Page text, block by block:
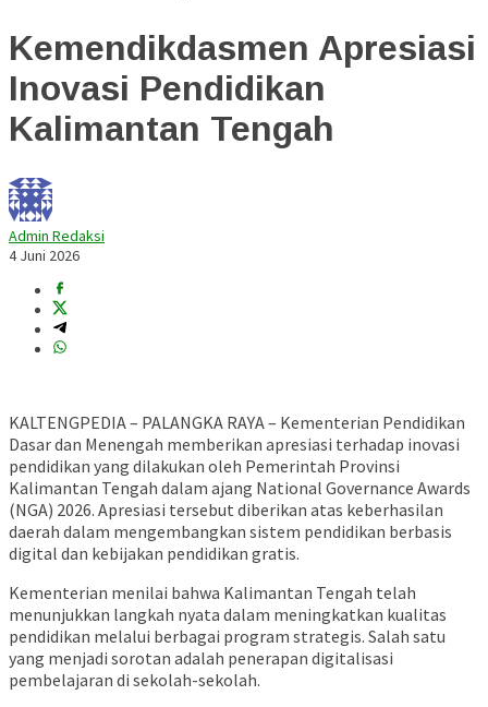
Kemendikdasmen Apresiasi
Inovasi Pendidikan
Kalimantan Tengah
Admin Redaksi
4 Juni 2026
KALTENGPEDIA – PALANGKA RAYA – Kementerian Pendidikan
Dasar dan Menengah memberikan apresiasi terhadap inovasi
pendidikan yang dilakukan oleh Pemerintah Provinsi
Kalimantan Tengah dalam ajang National Governance Awards
(NGA) 2026. Apresiasi tersebut diberikan atas keberhasilan
daerah dalam mengembangkan sistem pendidikan berbasis
digital dan kebijakan pendidikan gratis.
Kementerian menilai bahwa Kalimantan Tengah telah
menunjukkan langkah nyata dalam meningkatkan kualitas
pendidikan melalui berbagai program strategis. Salah satu
yang menjadi sorotan adalah penerapan digitalisasi
pembelajaran di sekolah-sekolah.